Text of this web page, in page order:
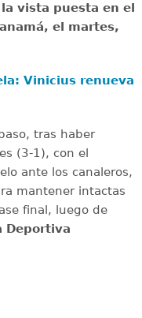
vista puesta en el
el martes,
Vinicius renueva
tras haber
(3-1), con el
ante los canaleros,
mantener intactas
final, luego de
Deportiva